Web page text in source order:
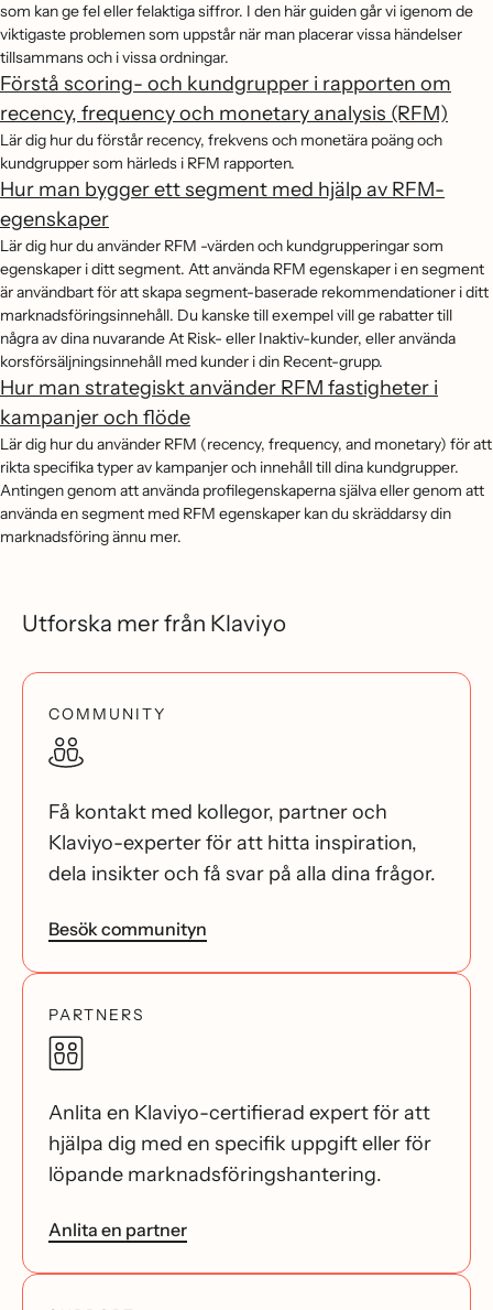
som kan ge fel eller felaktiga siffror. I den här guiden går vi igenom de
viktigaste problemen som uppstår när man placerar vissa händelser
tillsammans och i vissa ordningar.
Förstå scoring- och kundgrupper i rapporten om
recency, frequency och monetary analysis (RFM)
Lär dig hur du förstår recency, frekvens och monetära poäng och
kundgrupper som härleds i RFM rapporten.
Hur man bygger ett segment med hjälp av RFM-
egenskaper
Lär dig hur du använder RFM -värden och kundgrupperingar som
egenskaper i ditt segment. Att använda RFM egenskaper i en segment
är användbart för att skapa segment-baserade rekommendationer i ditt
marknadsföringsinnehåll. Du kanske till exempel vill ge rabatter till
några av dina nuvarande At Risk- eller Inaktiv-kunder, eller använda
korsförsäljningsinnehåll med kunder i din Recent-grupp.
Hur man strategiskt använder RFM fastigheter i
kampanjer och flöde
Lär dig hur du använder RFM (recency, frequency, and monetary) för att
rikta specifika typer av kampanjer och innehåll till dina kundgrupper.
Antingen genom att använda profilegenskaperna själva eller genom att
använda en segment med RFM egenskaper kan du skräddarsy din
marknadsföring ännu mer.
Utforska mer från Klaviyo
COMMUNITY
Få kontakt med kollegor, partner och
Klaviyo-experter för att hitta inspiration,
dela insikter och få svar på alla dina frågor.
Besök communityn
PARTNERS
Anlita en Klaviyo-certifierad expert för att
hjälpa dig med en specifik uppgift eller för
löpande marknadsföringshantering.
Anlita en partner